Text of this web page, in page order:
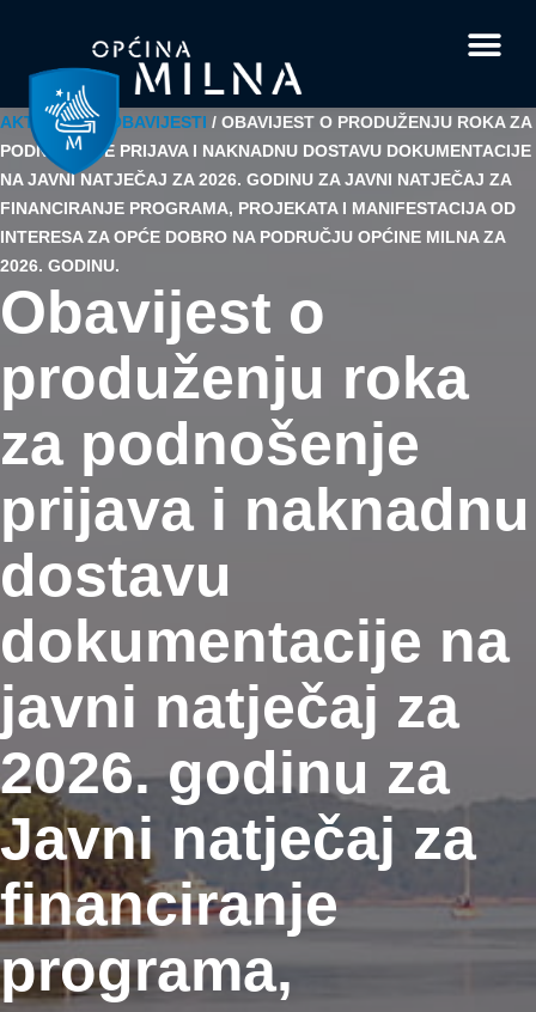
AKTUALNO/ OBAVIJESTI / OBAVIJEST O PRODUŽENJU ROKA ZA
PODNOŠENJE PRIJAVA I NAKNADNU DOSTAVU DOKUMENTACIJE
NA JAVNI NATJEČAJ ZA 2026. GODINU ZA JAVNI NATJEČAJ ZA
FINANCIRANJE PROGRAMA, PROJEKATA I MANIFESTACIJA OD
INTERESA ZA OPĆE DOBRO NA PODRUČJU OPĆINE MILNA ZA
2026. GODINU.
Obavijest o
produženju roka
za podnošenje
prijava i naknadnu
dostavu
dokumentacije na
javni natječaj za
2026. godinu za
Javni natječaj za
financiranje
programa,